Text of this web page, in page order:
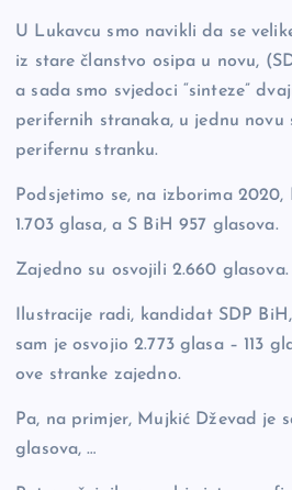
U Lukavcu smo navikli da se
iz stare članstvo osipa u novu,
a sada smo svjedoci “sinteze”
perifernih stranaka, u jednu novu
perifernu stranku.
Podsjetimo se, na izborima
1.703 glasa, a S BiH 957 glasova.
Zajedno su osvojili 2.660 glasova.
Ilustracije radi, kandidat SDP
sam je osvojio 2.773 glasa – 113
ove stranke zajedno.
Pa, na primjer, Mujkić Dževad je
glasova, …